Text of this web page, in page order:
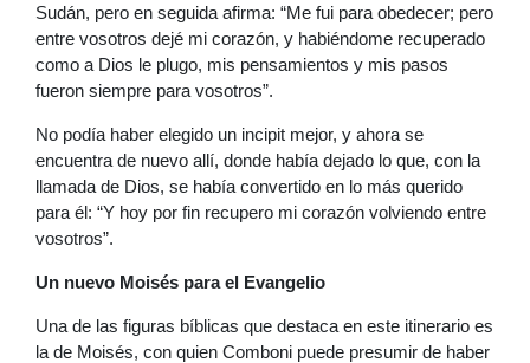
Sudán, pero en seguida afirma: “Me fui para obedecer; pero
entre vosotros dejé mi corazón, y habiéndome recuperado
como a Dios le plugo, mis pensamientos y mis pasos
fueron siempre para vosotros”.
No podía haber elegido un incipit mejor, y ahora se
encuentra de nuevo allí, donde había dejado lo que, con la
llamada de Dios, se había convertido en lo más querido
para él: “Y hoy por fin recupero mi corazón volviendo entre
vosotros”.
Un nuevo Moisés para el Evangelio
Una de las figuras bíblicas que destaca en este itinerario es
la de Moisés, con quien Comboni puede presumir de haber